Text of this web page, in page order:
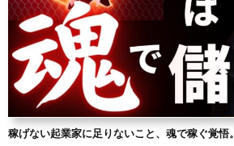
稼げない起業家に足りないこと、魂で稼ぐ覚悟。